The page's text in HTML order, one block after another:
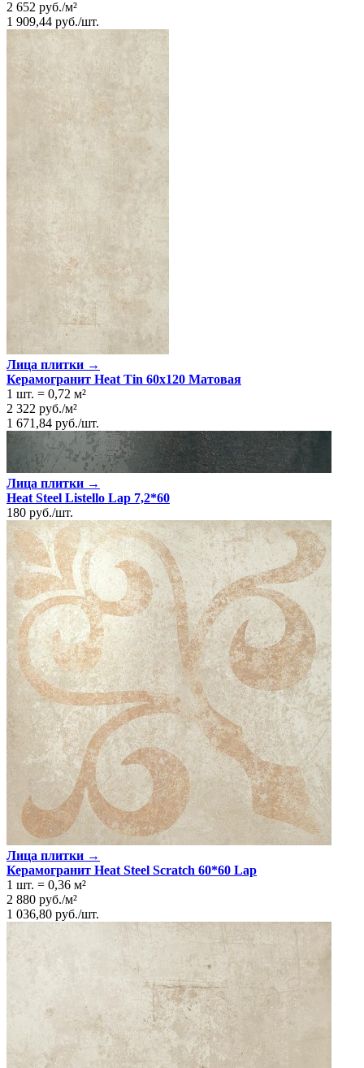
2 652 руб./м²
1 909,44 руб./шт.
Лица плитки →
Керамогранит Heat Tin 60x120 Матовая
1 шт. = 0,72 м²
2 322 руб./м²
1 671,84 руб./шт.
Лица плитки →
Heat Steel Listello Lap 7,2*60
180 руб./шт.
Лица плитки →
Керамогранит Heat Steel Scratch 60*60 Lap
1 шт. = 0,36 м²
2 880 руб./м²
1 036,80 руб./шт.